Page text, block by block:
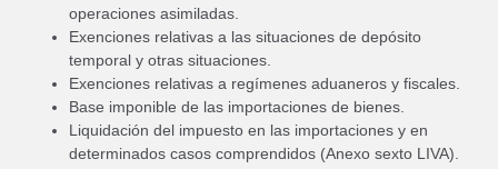
operaciones asimiladas.
Exenciones relativas a las situaciones de depósito
temporal y otras situaciones.
Exenciones relativas a regímenes aduaneros y fiscales.
Base imponible de las importaciones de bienes.
Liquidación del impuesto en las importaciones y en
determinados casos comprendidos (Anexo sexto LIVA).